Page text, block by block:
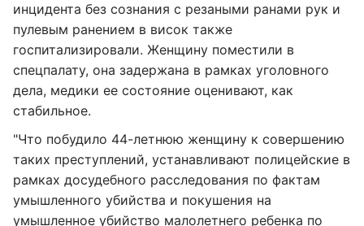
инцидента без сознания с резаными ранами рук и
пулевым ранением в висок также
госпитализировали. Женщину поместили в
спецпалату, она задержана в рамках уголовного
дела, медики ее состояние оценивают, как
стабильное.
"Что побудило 44-летнюю женщину к совершению
таких преступлений, устанавливают полицейские в
рамках досудебного расследования по фактам
умышленного убийства и покушения на
умышленное убийство малолетнего ребенка по